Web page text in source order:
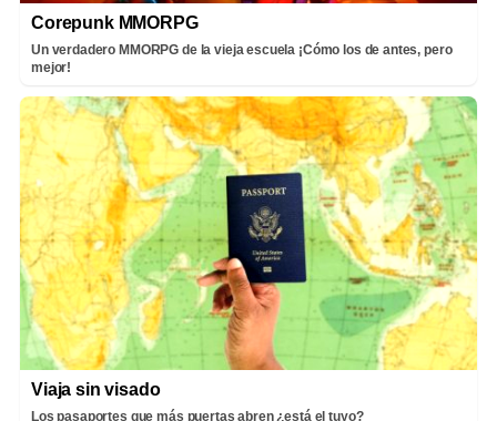
Corepunk MMORPG
Un verdadero MMORPG de la vieja escuela ¡Cómo los de antes, pero
mejor!
Viaja sin visado
Los pasaportes que más puertas abren ¿está el tuyo?